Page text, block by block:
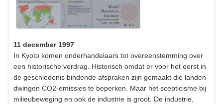
11 december 1997
In Kyoto komen onderhandelaars tot overeenstemming over
een historische verdrag. Historisch omdat er voor het eerst in
de geschiedenis bindende afspraken zijn gemaakt die landen
dwingen CO2-emissies te beperken. Maar het scepticisme bij
milieubeweging en ook de industrie is groot. De industrie,